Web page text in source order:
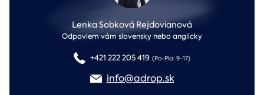
Lenka Sobková Rejdovianová
Odpoviem vám slovensky nebo anglicky
+421 222 205 419 (Po-Pia: 9-17)
info@adrop.sk